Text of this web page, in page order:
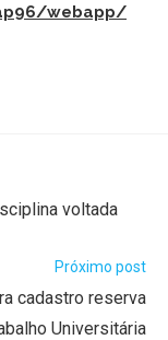
webapp/
voltada
Próximo post
cadastro reserva
Universitária